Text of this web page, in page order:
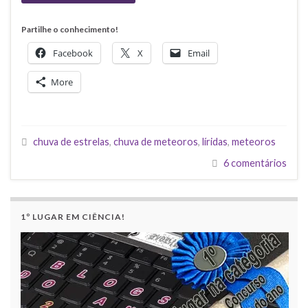
Partilhe o conhecimento!
Facebook X Email
More
chuva de estrelas, chuva de meteoros, líridas, meteoros
6 comentários
1º LUGAR EM CIÊNCIA!